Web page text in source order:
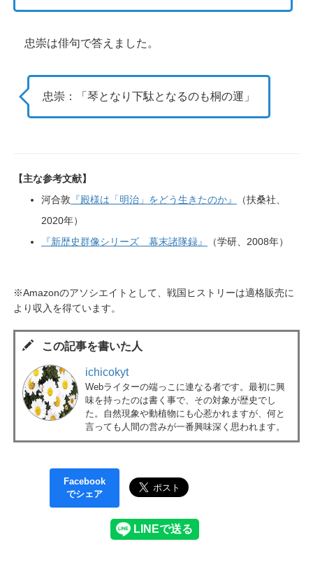
忠崇は俳句で答えました。
忠崇：「琴となり下駄となるのも桐の運」
【主な参考文献】
河合敦 『殿様は「明治」をどう生きたのか』
（扶桑社、
2020年）
『新歴史群像シリーズ 幕末諸隊録』
（学研、2008年）
※Amazonのアソシエイトとして、戦国ヒストリーは適格販売に
より収入を得ています。
この記事を書いた人
ichicokyt
Webライターの端っこに連なる者です。最初に興
味を持ったのは書く事で、その対象が歴史でし
た。自然現象や動植物にも心惹かれますが、何と
言っても人間の営みが一番興味深く思われます。
Facebook
でシェア